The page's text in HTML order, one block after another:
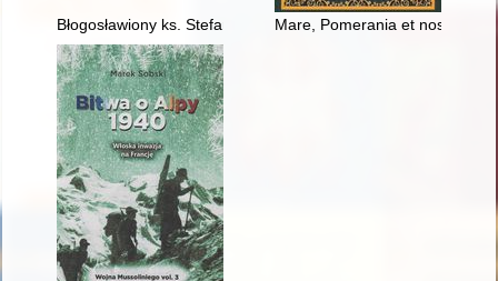
Błogosławiony ks. Stefan Wincenty Frelichowski (1913-
Mare, Pomerania et nos :